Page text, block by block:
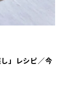
」レシピ／今